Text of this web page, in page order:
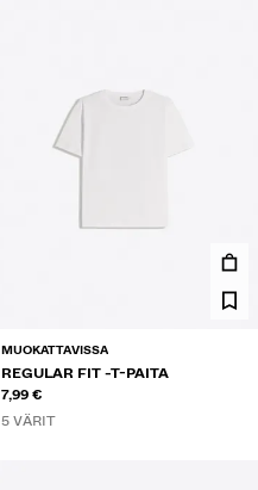
MUOKATTAVISSA
REGULAR FIT -T-PAITA
7,99 €
5 VÄRIT